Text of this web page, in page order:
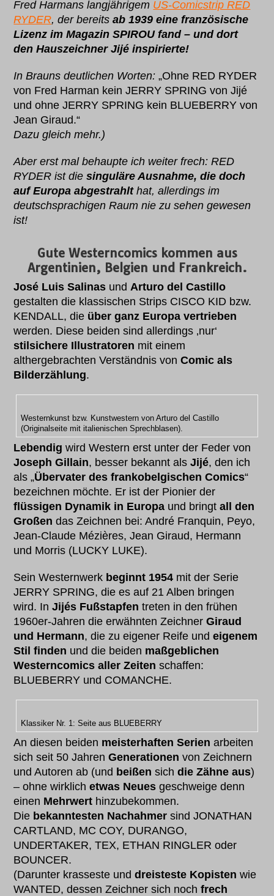
Fred Harmans langjährigem US-Comicstrip RED
RYDER, der bereitsab 1939 eine französische
Lizenz im Magazin SPIROU fand – und dort
den Hauszeichner Jijé inspirierte!
In Brauns deutlichen Worten: „Ohne RED RYDER
von Fred Harman kein JERRY SPRING von Jijé
und ohne JERRY SPRING kein BLUEBERRY von
Jean Giraud.“
Dazu gleich mehr.)
Aber erst mal behaupte ich weiter frech: RED
RYDER ist diesinguläre Ausnahme, die doch
auf Europa abgestrahlthat, allerdings im
deutschsprachigen Raum nie zu sehen gewesen
ist!
Gute Westerncomics kommen aus
Argentinien, Belgien und Frankreich.
José Luis Salinas undArturo del Castillo
gestalten die klassischen Strips CISCO KID bzw.
KENDALL, die über ganz Europa vertrieben
werden. Diese beiden sind allerdings ‚nur‘
stilsichere Illustratoren mit einem
althergebrachten Verständnis vonComic als
Bilderzählung.
Westernkunst bzw. Kunstwestern von Arturo del Castillo
(Originalseite mit italienischen Sprechblasen).
Lebendig wird Western erst unter der Feder von
Joseph Gillain, besser bekannt alsJijé, den ich
als „Übervater des frankobelgischen Comics“
bezeichnen möchte. Er ist der Pionier der
flüssigen Dynamik in Europa und bringtall den
Großen das Zeichnen bei: André Franquin, Peyo,
Jean-Claude Mézières, Jean Giraud, Hermann
und Morris (LUCKY LUKE).
Sein Westernwerk beginnt 1954 mit der Serie
JERRY SPRING, die es auf 21 Alben bringen
wird. InJijés Fußstapfen treten in den frühen
1960er-Jahren die erwähnten ZeichnerGiraud
und Hermann, die zu eigener Reife undeigenem
Stil finden und die beiden maßgeblichen
Westerncomics aller Zeiten schaffen:
BLUEBERRY und COMANCHE.
Klassiker Nr. 1: Seite aus BLUEBERRY
An diesen beiden meisterhaften Serien arbeiten
sich seit 50 JahrenGenerationen von Zeichnern
und Autoren ab (und beißen sichdie Zähne aus)
– ohne wirklichetwas Neues geschweige denn
einen Mehrwert hinzubekommen.
Die bekanntesten Nachahmer sind JONATHAN
CARTLAND, MC COY, DURANGO,
UNDERTAKER, TEX, ETHAN RINGLER oder
BOUNCER.
(Darunter krasseste unddreisteste Kopisten wie
WANTED, dessen Zeichner sich nochfrech